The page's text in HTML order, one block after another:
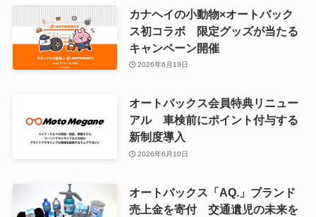
カナヘイの小動物×オートバック
ス初コラボ 限定グッズが当たる
キャンペーン開催
2026年6月19日
オートバックス会員特典リニュー
アル 車検前にポイント付与する
新制度導入
2026年6月10日
オートバックス「AQ.」ブランド
売上金を寄付 交通遺児の未来を